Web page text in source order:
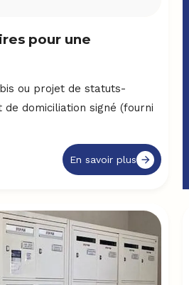
pour une
ou projet de statuts-
domiciliation signé (fourni
En savoir plus